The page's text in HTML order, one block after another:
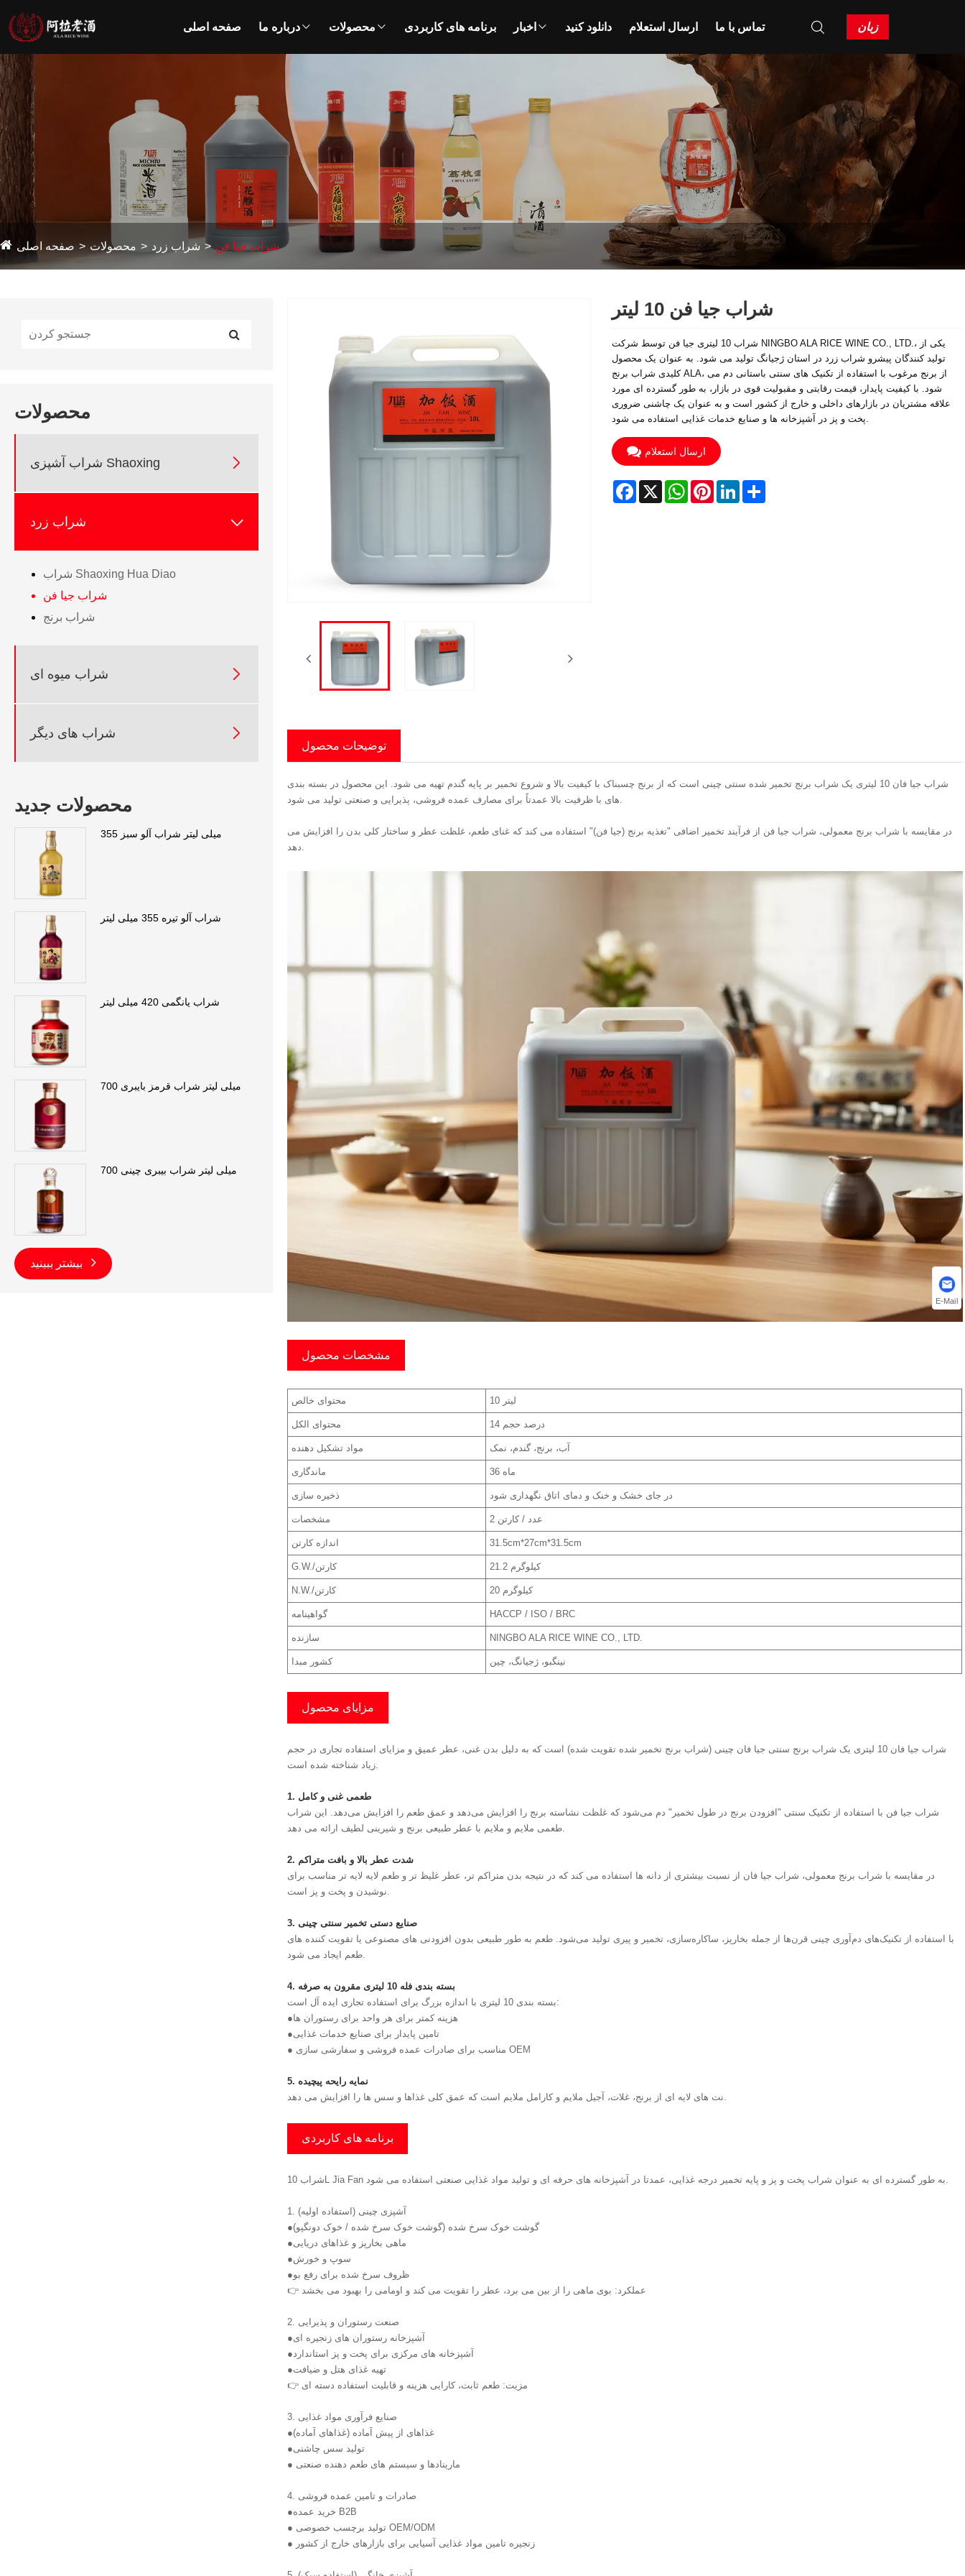
صفحه اصلی درباره ما محصولات برنامه های کاربردی اخبار دانلود کنید ارسال استعلام تماس با ما زبان
صفحه اصلی محصولات شراب زرد شراب جیا فن
محصولات
شراب آشپزی Shaoxing 
شراب زرد 
شراب Shaoxing Hua Diao
شراب جیا فن
شراب برنج
شراب میوه ای 
شراب های دیگر 
محصولات جدید
355 میلی لیتر شراب آلو سبز
شراب آلو تیره 355 میلی لیتر
شراب یانگمی 420 میلی لیتر
700 میلی لیتر شراب قرمز بایبری
700 میلی لیتر شراب بیبری چینی
شراب جیا فن 10 لیتر
شراب 10 لیتری جیا فن توسط شرکت NINGBO ALA RICE WINE CO., LTD.، یکی از
تولید کنندگان پیشرو شراب زرد در استان ژجیانگ تولید می شود. به عنوان یک محصول
کلیدی شراب برنج ALA، از برنج مرغوب با استفاده از تکنیک های سنتی باستانی دم می
شود. با کیفیت پایدار، قیمت رقابتی و مقبولیت قوی در بازار، به طور گسترده ای مورد
علاقه مشتریان در بازارهای داخلی و خارج از کشور است و به عنوان یک چاشنی ضروری
ارسال استعلام
Facebook
X WhatsApp
PinterestLinkedInShare
توضیحات محصول
شراب جیا فان 10 لیتری یک شراب برنج تخمیر شده سنتی چینی است که از برنج چسبناک با کیفیت بالا و شروع تخمیر بر پایه گندم تهیه می شود. این محصول در بسته بندی
های با ظرفیت بالا عمدتاً برای مصارف عمده فروشی، پذیرایی و صنعتی تولید می شود.
در مقایسه با شراب برنج معمولی، شراب جیا فن از فرآیند تخمیر اضافی "تغذیه برنج (جیا فن)" استفاده می کند که غنای طعم، غلظت عطر و ساختار کلی بدن را افزایش می
دهد.
مشخصات محصول
محتوای خالص 10 لیتر
محتوای الکل 14 درصد حجم
مواد تشکیل دهنده آب، برنج، گندم، نمک
ماندگاری 36 ماه
ذخیره سازی در جای خشک و خنک و دمای اتاق نگهداری شود
مشخصات 2 عدد / کارتن
اندازه کارتن 31.5cm*27cm*31.5cm
G.W./کارتن 21.2 کیلوگرم
N.W./کارتن 20 کیلوگرم
گواهینامه HACCP / ISO / BRC
سازنده NINGBO ALA RICE WINE CO., LTD.
کشور مبدا نینگبو، ژجیانگ، چین
مزایای محصول
شراب جیا فان 10 لیتری یک شراب برنج سنتی جیا فان چینی (شراب برنج تخمیر شده تقویت شده) است که به دلیل بدن غنی، عطر عمیق و مزایای استفاده تجاری در حجم
1. طعمی غنی و کامل
شراب جیا فن با استفاده از تکنیک سنتی "افزودن برنج در طول تخمیر" دم می‌شود که غلظت نشاسته برنج را افزایش می‌دهد و عمق طعم را افزایش می‌دهد. این شراب
2. شدت عطر بالا و بافت متراکم
در مقایسه با شراب برنج معمولی، شراب جیا فان از نسبت بیشتری از دانه ها استفاده می کند که در نتیجه بدن متراکم تر، عطر غلیظ تر و طعم لایه لایه تر مناسب برای
3. صنایع دستی تخمیر سنتی چینی
با استفاده از تکنیک‌های دم‌آوری چینی قرن‌ها از جمله بخارپز، ساکاره‌سازی، تخمیر و پیری تولید می‌شود. طعم به طور طبیعی بدون افزودنی های مصنوعی یا تقویت کننده های
4. بسته بندی فله 10 لیتری مقرون به صرفه
بسته بندی 10 لیتری با اندازه بزرگ برای استفاده تجاری ایده آل است:
●هزینه کمتر برای هر واحد برای رستوران ها
●تامین پایدار برای صنایع خدمات غذایی
● مناسب برای صادرات عمده فروشی و سفارشی سازی OEM
5. نمایه رایحه پیچیده
برنامه های کاربردی
شراب 10L Jia Fan به طور گسترده ای به عنوان شراب پخت و پز و پایه تخمیر درجه غذایی، عمدتا در آشپزخانه های حرفه ای و تولید مواد غذایی صنعتی استفاده می شود.
1. آشپزی چینی (استفاده اولیه)
●گوشت خوک سرخ شده (گوشت خوک سرخ شده / خوک دونگپو)
●ماهی بخارپز و غذاهای دریایی
●سوپ و خورش
●ظروف سرخ شده برای رفع بو
👉 عملکرد: بوی ماهی را از بین می برد، عطر را تقویت می کند و اومامی را بهبود می بخشد
2. صنعت رستوران و پذیرایی
●آشپزخانه رستوران های زنجیره ای
●آشپزخانه های مرکزی برای پخت و پز استاندارد
●تهیه غذای هتل و ضیافت
👉 مزیت: طعم ثابت، کارایی هزینه و قابلیت استفاده دسته ای
3. صنایع فرآوری مواد غذایی
●غذاهای از پیش آماده (غذاهای آماده)
●تولید سس چاشنی
● مارینادها و سیستم های طعم دهنده صنعتی
4. صادرات و تامین عمده فروشی
●خرید عمده B2B
● تولید برچسب خصوصی OEM/ODM
● زنجیره تامین مواد غذایی آسیایی برای بازارهای خارج از کشور
E-Mail